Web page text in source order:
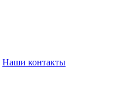
Наши контакты